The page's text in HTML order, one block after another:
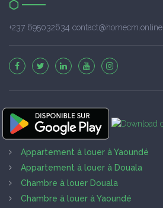
+237 695032634 contact@homecm.online
Appartement à louer à Yaoundé
Appartement à louer à Douala
Chambre à louer Douala
Chambre à louer à Yaoundé